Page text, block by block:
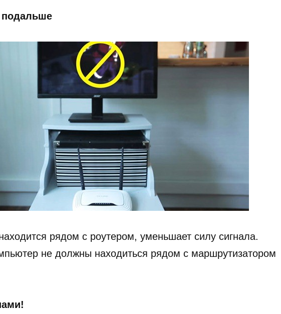
подальше
рядом с роутером, уменьшает силу сигнала.
не должны находиться рядом с маршрутизатором